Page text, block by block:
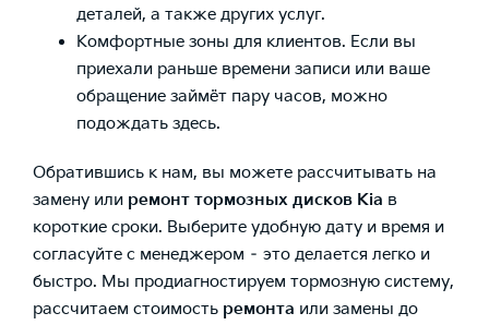
деталей, а также других услуг.
Комфортные зоны для клиентов. Если вы
приехали раньше времени записи или ваше
обращение займёт пару часов, можно
подождать здесь.
Обратившись к нам, вы можете рассчитывать на
замену или ремонт тормозных дисков Kia в
короткие сроки. Выберите удобную дату и время и
согласуйте с менеджером – это делается легко и
быстро. Мы продиагностируем тормозную систему,
рассчитаем стоимость ремонта или замены до